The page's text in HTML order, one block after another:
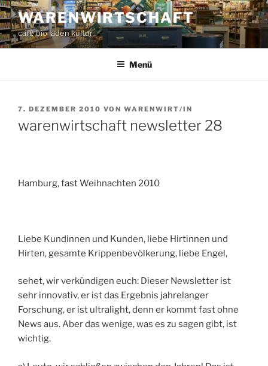
Zum
Inhalt
springen
WARENWIRTSCHAFT
café bio laden kultur
Menü
VERÖFFENTLICHT
7. DEZEMBER 2010 VON WARENWIRT/IN
warenwirtschaft newsletter 28
Hamburg, fast Weihnachten 2010
Liebe Kundinnen und Kunden, liebe Hirtinnen und
Hirten, gesamte Krippenbevölkerung, liebe Engel,
sehet, wir verkündigen euch: Dieser Newsletter ist
sehr innovativ, er ist das Ergebnis jahrelanger
Forschung, er ist ultralight, denn er kommt fast ohne
News aus. Aber das wenige, was es zu sagen gibt, ist
wichtig.